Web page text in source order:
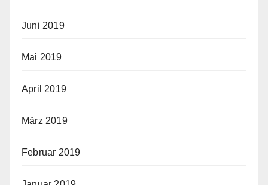
Juni 2019
Mai 2019
April 2019
März 2019
Februar 2019